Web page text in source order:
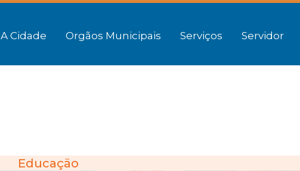
A Cidade Orgãos Municipais Serviços Servidor
Educação